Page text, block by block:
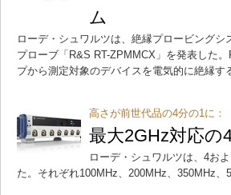
ム
ローデ・シュワルツは、絶縁プロービング
プローブ「R&S RT-ZPMMCX」を発表した
プから測定対象のデバイスを電気的に絶縁す
高さが前世代品の4分の1に：
最大2GHz対応
ローデ・シュワルツは、4お
た。それぞれ100MHz、200MHz、350MHz